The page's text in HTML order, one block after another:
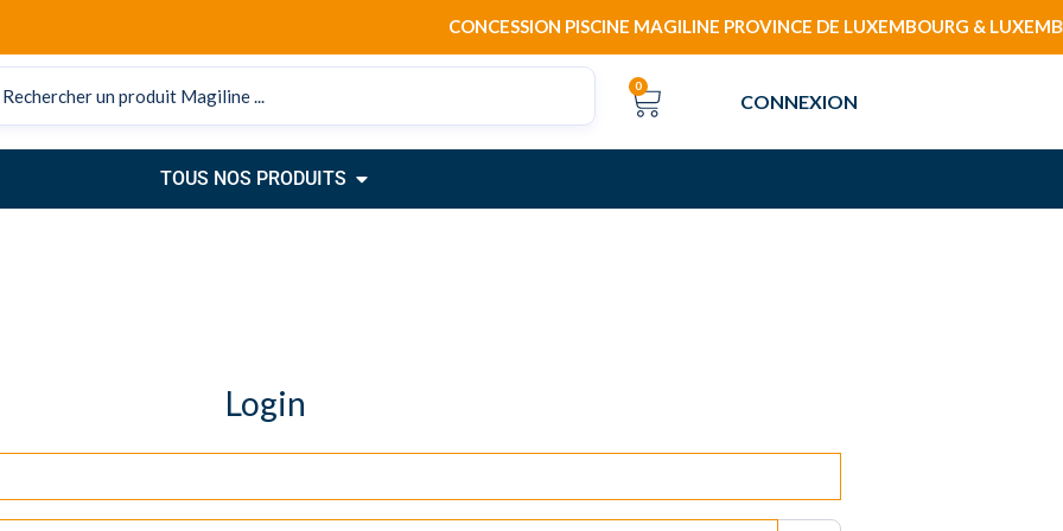
CONCESSION PISCINE MAGILINE PROVINCE DE LUXEMBOURG &
0
CART CONNEXION
TOUS NOS PRODUITS
Login